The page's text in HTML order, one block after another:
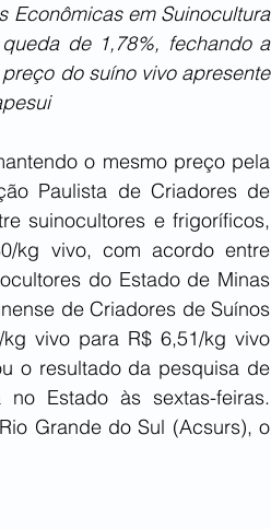
em Suinocultura
de 1,78%, fechando a
do suíno vivo apresente
o mesmo preço pela
Paulista de Criadores de
suinocultores e frigoríficos,
kg vivo, com acordo entre
do Estado de Minas
de Criadores de Suínos
vivo para R$ 6,51/kg vivo
o resultado da pesquisa de
Estado às sextas-feiras.
Grande do Sul (Acsurs), o